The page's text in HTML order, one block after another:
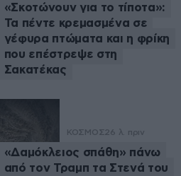
«Σκοτώνουν για το τίποτα»:
Τα πέντε κρεμασμένα σε
γέφυρα πτώματα και η φρίκη
που επέστρεψε στη
Σακατέκας
ΚΟΣΜΟΣ26 λ. πριν
«Δαμόκλειος σπάθη» πάνω
από τον Τραμπ τα Στενά του